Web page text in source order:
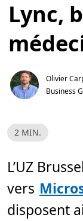
Lync,
Olivier
Business
T
e
s
d
l
e
t
2 MIN.
L’UZ
vers
disposent